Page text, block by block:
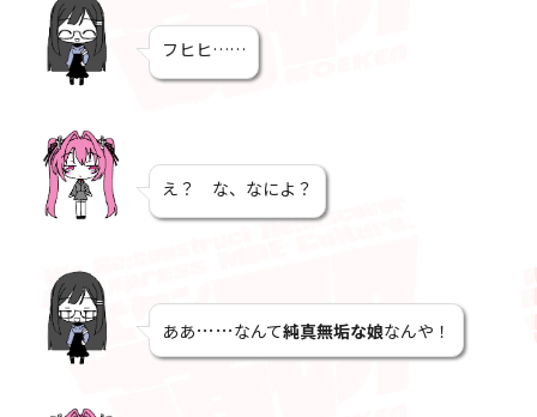
フヒヒ……
え？ な、なによ？
ああ……なんて純真無垢な娘なんや ！